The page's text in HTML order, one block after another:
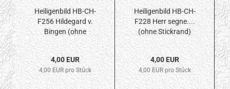
Heiligenbild HB-CH-
F256 Hildegard v.
Bingen (ohne
Stickrand)
70x100mm
4,00 EUR
4,00 EUR pro Stück
Heiligenbild HB-CH-
F228 Herr segne....
(ohne Stickrand)
70x100mm
4,00 EUR
4,00 EUR pro Stück